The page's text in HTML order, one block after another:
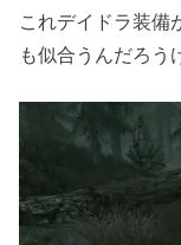
これデイドラ装備
も似合うんだろう